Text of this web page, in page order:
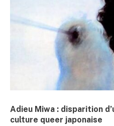
Adieu Miwa : disparition
culture queer japonaise